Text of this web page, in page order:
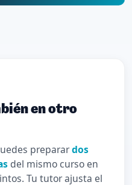
en otro
preparardos
del mismo curso en
Tu tutor ajusta el